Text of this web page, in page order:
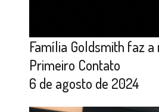
Família Goldsmith faz a
Primeiro Contato
6 de agosto de 2024